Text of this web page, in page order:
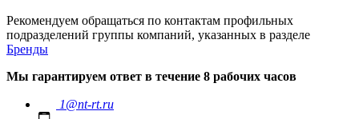
Рекомендуем обращаться по контактам профильных
подразделений группы компаний, указанных в разделе
Бренды
Мы гарантируем ответ в течение 8 рабочих часов
1@nt-rt.ru